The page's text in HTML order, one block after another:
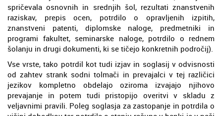
spričevala osnovnih in srednjih šol, rezultati znanstvenih
raziskav, prepis ocen, potrdilo o opravljenih izpitih,
znanstveni patenti, diplomske naloge, predmetniki in
programi fakultet, seminarske naloge, potrdilo o rednem
šolanju in drugi dokumenti, ki se tičejo konkretnih področij).
Vse vrste, tako potrdil kot tudi izjav in soglasij v odvisnosti
od zahtev strank sodni tolmači in prevajalci v tej različici
jezikov kompletno obdelajo oziroma izvajajo njihovo
prevajanje in potem tudi pristopijo overitvi v skladu z
veljavnimi pravili. Poleg soglasja za zastopanje in potrdila o